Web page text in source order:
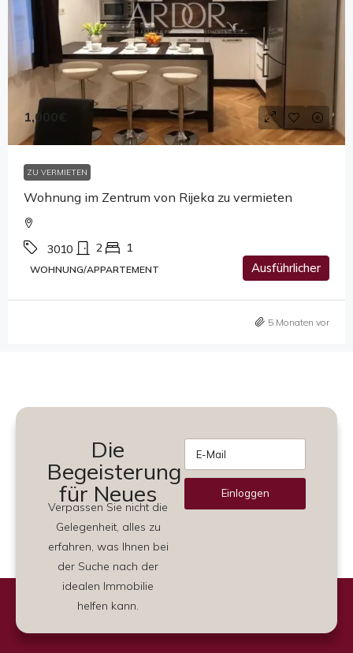
1,000€
ZU VERMIETEN
Wohnung im Zentrum von Rijeka zu vermieten
3010 2 1
WOHNUNG/APPARTEMENT Ausführlicher
5 Monaten vor
Die
Begeisterung
für Neues
Verpassen Sie nicht die
Gelegenheit, alles zu
erfahren, was Ihnen bei
der Suche nach der
idealen Immobilie
helfen kann.
Einloggen